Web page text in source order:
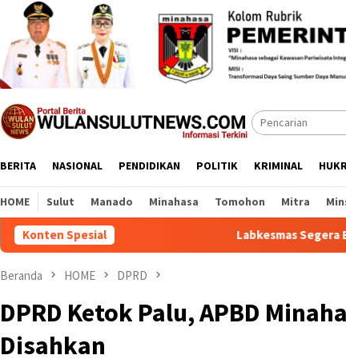
BERITA NASIONAL PENDIDIKAN POLITIK KRIMINAL
HOME Sulut Manado Minahasa Tomohon Mitra
Konten SpesialLabkesmas Segera Beroperasi, Deteksi Wabah
Beranda HOME DPRD
DPRD Ketok Palu, APBD
Disahkan